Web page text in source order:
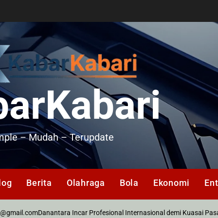
– Mudah – Terupdate
Berita Olahraga Bola Ekonomi
Danantara Incar Profesional Internasional demi Kuasai Pasar Ekspor